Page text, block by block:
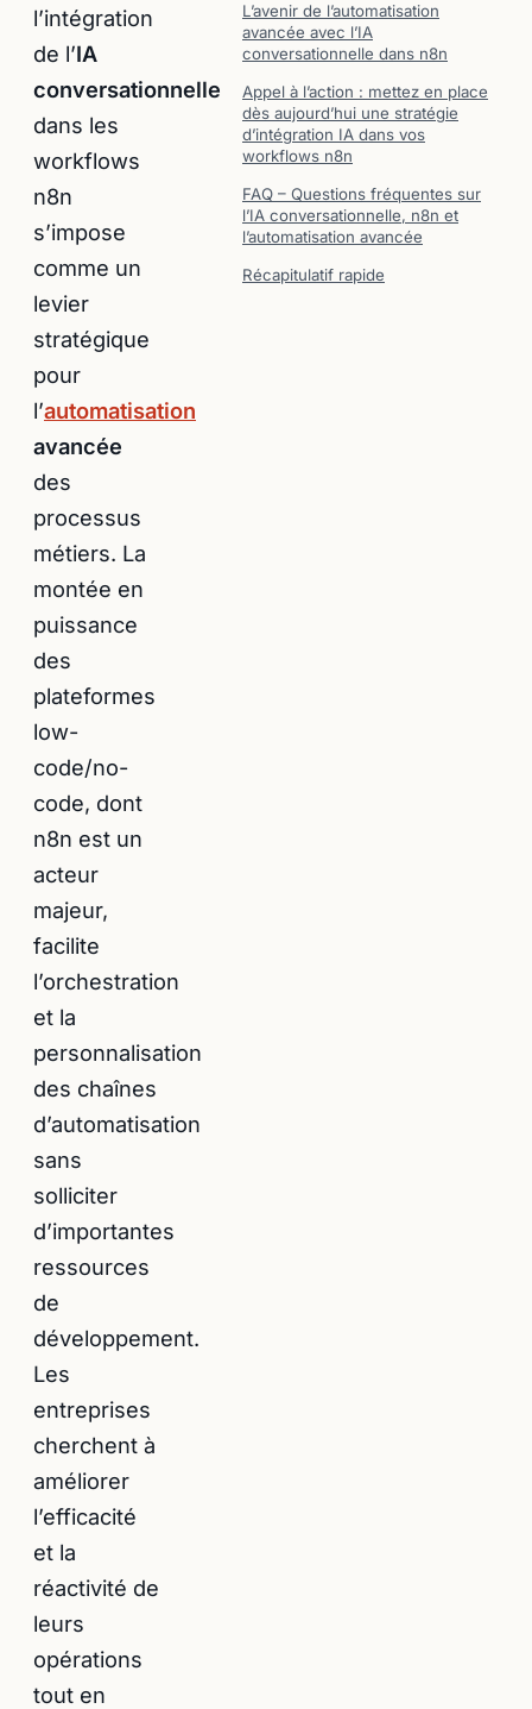
l’intégration
de l’IA
conversationnelle
dans les
workflows
n8n
s’impose
comme un
levier
stratégique
pour
l’automatisation
avancée
des
processus
métiers. La
montée en
puissance
des
plateformes
low-
code/no-
code, dont
n8n est un
acteur
majeur,
facilite
l’orchestration
et la
personnalisation
des chaînes
d’automatisation
sans
solliciter
d’importantes
ressources
de
développement.
Les
entreprises
cherchent à
améliorer
l’efficacité
et la
réactivité de
leurs
opérations
tout en
L’avenir de l’automatisation
avancée avec l’IA
conversationnelle dans n8n
Appel à l’action : mettez en place
dès aujourd’hui une stratégie
d’intégration IA dans vos
workflows n8n
FAQ – Questions fréquentes sur
l’IA conversationnelle, n8n et
l’automatisation avancée
Récapitulatif rapide